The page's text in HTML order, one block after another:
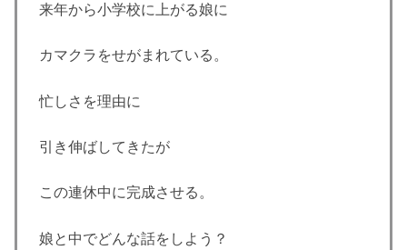
来年から小学校に上がる娘に
カマクラをせがまれている。
忙しさを理由に
引き伸ばしてきたが
この連休中に完成させる。
娘と中でどんな話をしよう？